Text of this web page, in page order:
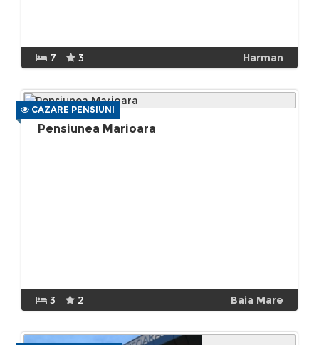
7 3 Harman
CAZARE PENSIUNI
Pensiunea Marioara
3 2 Baia Mare